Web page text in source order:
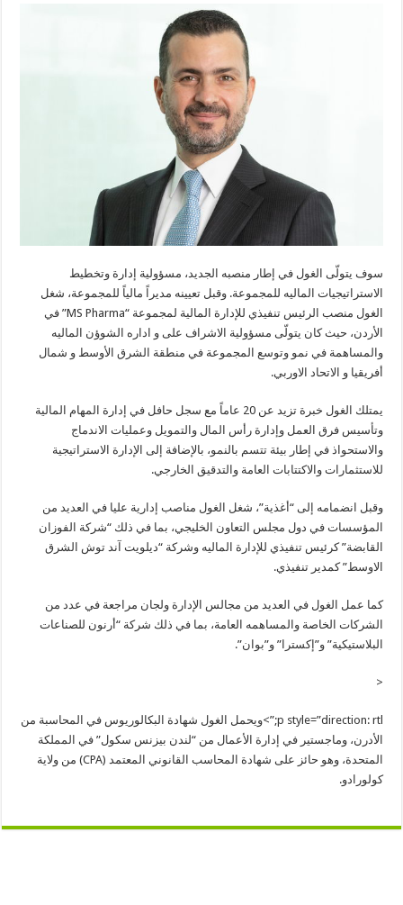
سوف يتولّى الغول في إطار منصبه الجديد، مسؤولية إدارة وتخطيط
الاستراتيجيات الماليه للمجموعة. وقبل تعيينه مديراً مالياً للمجموعة، شغل
الغول منصب الرئيس تنفيذي للإدارة المالية لمجموعة “MS Pharma” في
الأردن، حيث كان يتولّى مسؤولية الاشراف على و اداره الشوؤن الماليه
والمساهمة في نمو وتوسع المجموعة في منطقة الشرق الأوسط و شمال
أفريقيا و الاتحاد الاوربي.
يمتلك الغول خبرة تزيد عن 20 عاماً مع سجل حافل في إدارة المهام المالية
وتأسيس فرق العمل وإدارة رأس المال والتمويل وعمليات الاندماج
والاستحواذ في إطار بيئة تتسم بالنمو، بالإضافة إلى الإدارة الاستراتيجية
للاستثمارات والاكتتابات العامة والتدقيق الخارجي.
وقبل انضمامه إلى “أغذية”، شغل الغول مناصب إدارية عليا في العديد من
المؤسسات في دول مجلس التعاون الخليجي، بما في ذلك “شركة الفوزان
القابضة” كرئيس تنفيذي للإدارة الماليه وشركة “ديلويتآند توش الشرق
الاوسط” كمدير تنفيذي.
كما عمل الغول في العديد من مجالس الإدارة ولجان مراجعة في عدد من
الشركات الخاصة والمساهمه العامة، بما في ذلك شركة “أرنون للصناعات
البلاستيكية” و”إكسترا” و”بوان”.
<
p style=”direction: rtl;”>
ويحمل الغول شهادة البكالوريوس في المحاسبة من
الأدرن، وماجستير في إدارة الأعمال من “لندن بيزنس سكول” في المملكة
المتحدة، وهو حائز على شهادة المحاسب القانوني المعتمد (CPA) من ولاية
كولورادو.